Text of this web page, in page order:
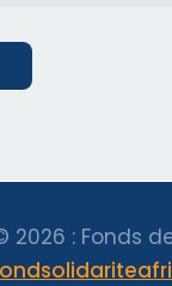
2026 : Fonds